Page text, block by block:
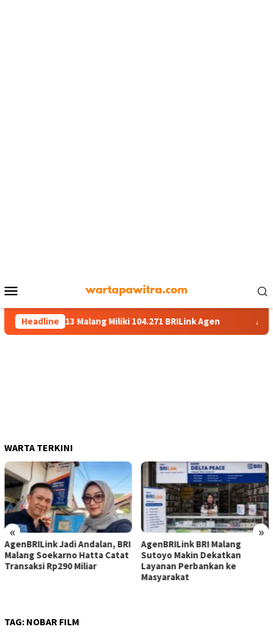
Mobile
Headline
Region 13 Malang Miliki 104.271 BRILink Agen
WARTA TERKINI
« »
AgenBRILink Jadi Andalan, BRI
Malang Soekarno Hatta Catat
Transaksi Rp290 Miliar
AgenBRILink BRI Malang
Sutoyo Makin Dekatkan
Layanan Perbankan ke
Masyarakat
TAG: NOBAR FILM